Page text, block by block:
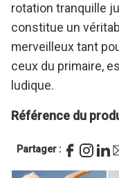
rotation tranquille
constitue un
merveilleux tant
ceux du primaire,
ludique.
Référence du
Partager :